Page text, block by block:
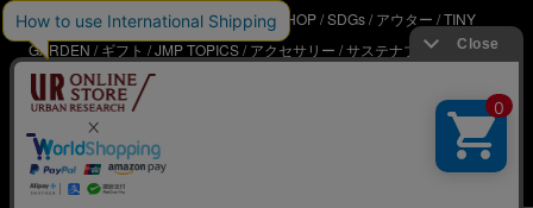
BRAND
ト アウトドア インタビュー WORKSHOP SDGs アウター TINY
GARDEN
ギフト JMP TOPICS アクセサリー サステナブル
UR
SDGs
ジュエリー
ア URBS